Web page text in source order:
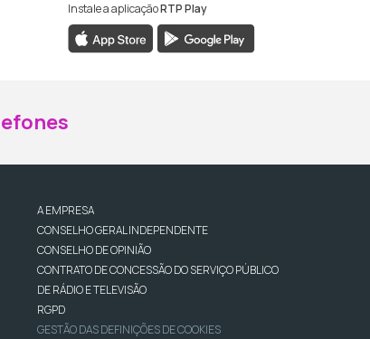
da RTP Madeira
da RTP Madeira
Instale a aplicaçãoRTP Play
A EMPRESA
CONSELHO GERAL INDEPENDENTE
CONSELHO DE OPINIÃO
CONTRATO DE CONCESSÃO DO SERVIÇO PÚBLICO
DE RÁDIO E TELEVISÃO
RGPD
GESTÃO DAS DEFINIÇÕES DE COOKIES